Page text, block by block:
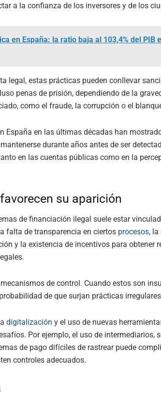
a la confianza de los inversores y de los
en España: la ratio baja al 103,4% del PIB
legal, estas prácticas pueden conllevar
penas de prisión, dependiendo de la
como el fraude, la corrupción o el
España en las últimas décadas han
durante años antes de ser
en las cuentas públicas como en la
su aparición
de financiación ilegal suele estar
falta de transparencia en ciertos procesos,
y la existencia de incentivos para obtener
de control. Cuando estos son
de que surjan prácticas
digitalización y el uso de nuevas
Por ejemplo, el uso de intermediarios,
de pago difíciles de rastrear puede
controles adecuados.